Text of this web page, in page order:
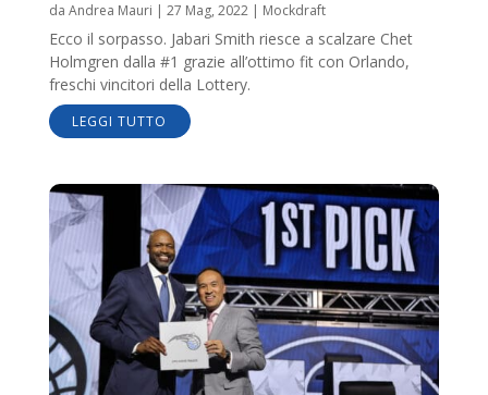
da Andrea Mauri | 27 Mag, 2022| Mockdraft
Ecco il sorpasso. Jabari Smith riesce a scalzare Chet
Holmgren dalla #1 grazie all’ottimo fit con Orlando,
freschi vincitori della Lottery.
LEGGI TUTTO